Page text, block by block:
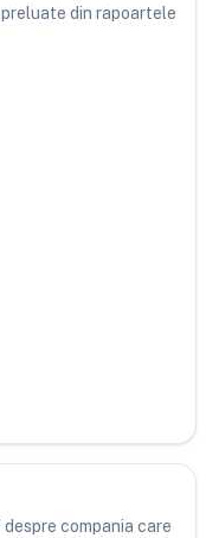
din rapoartele
compania care